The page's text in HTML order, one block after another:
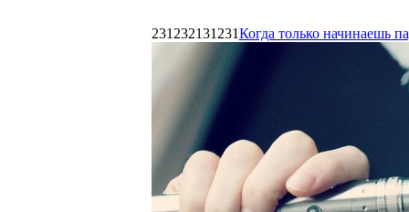
231232131231Когда только начинаешь